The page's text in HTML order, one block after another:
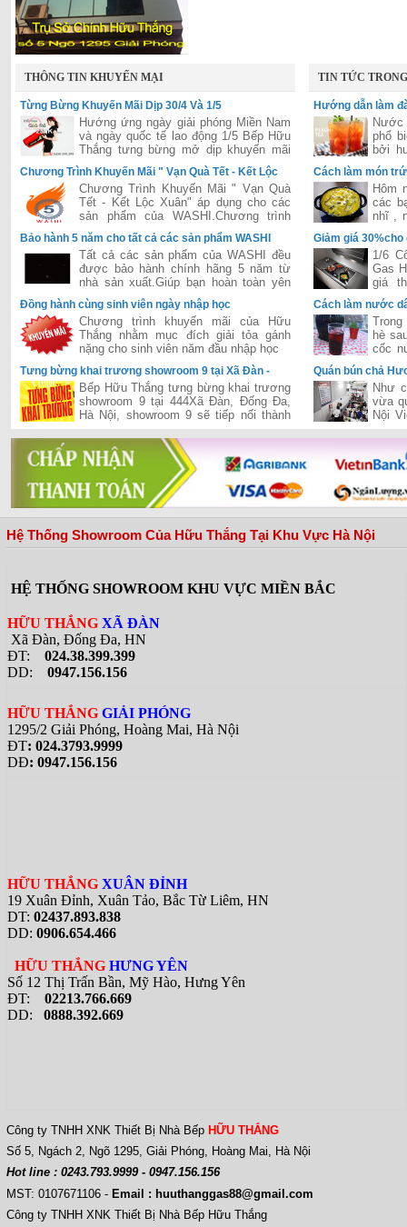
THÔNG TIN KHUYẾN MẠI
Từng Bừng Khuyến Mãi Dịp 30/4 Và 1/5
Hướng ứng ngày giải phóng Miền Nam
và ngày quốc tế lao động 1/5 Bếp Hữu
Thắng tưng bừng mở dịp khuyến mãi
lớn áp dụng cho tất các hệ thống của
Hữu Thắng trên toàn quốc
Chương Trình Khuyến Mãi " Vạn Quà Tết - Kết Lộc
Chương Trình Khuyến Mãi " Vạn Quà
Tết - Kết Lộc Xuân" áp dụng cho các
sản phẩm của WASHI.Chương trình
được đánh giá là lớn nhất năm 2015
của hãng WASHI
Bảo hành 5 năm cho tất cả các sản phẩm WASHI
Tất cả các sản phẩm của WASHI đều
được bảo hành chính hãng 5 năm từ
nhà sản xuất.Giúp bạn hoàn toàn yên
tâm trong suốt quá trình sử dụng.
Đồng hành cùng sinh viên ngày nhập học
Chương trình khuyến mãi của Hữu
Thắng nhằm mục đích giải tỏa gánh
nặng cho sinh viên năm đầu nhập học
Tưng bừng khai trương showroom 9 tại Xã Đàn -
Đống Đa - Hà NộiBếp Hữu Thắng tưng bừng khai trương
showroom 9 tại 444Xã Đàn, Đống Đa,
Hà Nội, showroom 9 sẽ tiếp nối thành
công của chuỗi siêu thị của Hữu Thắng
đã khai trương và hiện đang vận hành
hiệu quả trên cả hai miền Nam-Bắc,
đưa Hữu Thắng gần hơn với vị trí nhà
phân phối hàng đầu bếp và thiết bị bếp
tại Việt Nam
TIN TỨC
Hướng dẫn làm
phổ
bởi
hấp
Cách làm món
Hôm
các
nhĩ ,
Giảm giá
1/6
Gas
giá
tiếng
Cách làm nước
hè
cốc
thì
Quán bún chả
khi đón TổngNhư
vừa
Nội
tổng
quán
Hệ Thống Showroom Của Hữu Thắng Tại Khu Vực Hà Nội
HỆ THỐNG SHOWROOM KHU VỰC MIỀN BẮC
HỮU THẮNG XÃ ĐÀN
Xã Đàn, Đống Đa, HN
ĐT: 024.38.399.399
DD:
0947.156.156
HỮU THẮNG GIẢI PHÓNG
1295/2 Giải Phóng, Hoàng Mai, Hà Nội
ĐT: 024.3793.9999
DĐ: 0947.156.156
HỮU THẮNG XUÂN ĐỈNH
19 Xuân Đỉnh, Xuân Tảo, Bắc Từ Liêm, HN
DT: 02437.893.838
DD: 0906.654.466
HỮU THẮNG HƯNG YÊN
Số 12 Thị Trấn Bần, Mỹ Hào, Hưng Yên
ĐT: 02213.766.669
DD: 0888.392.669
Công ty TNHH XNK Thiết Bị Nhà Bếp HỮU THẮNG
Số 5, Ngách 2, Ngõ 1295, Giải Phóng, Hoàng Mai, Hà Nội
Hot line : 0243.793.9999 - 0947.156.156
MST: 0107671106 - Email : huuthanggas88@gmail.com
Công ty TNHH XNK Thiết Bị Nhà Bếp Hữu Thắng